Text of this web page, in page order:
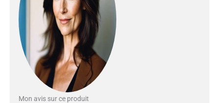
recommandé par Skin Health
Alliance
Mon avis sur ce produit